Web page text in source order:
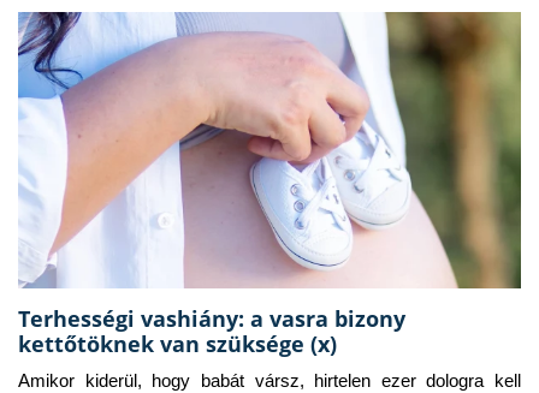
Terhességi vashiány: a vasra bizony
kettőtöknek van szüksége (x)
Amikor kiderül, hogy babát vársz, hirtelen ezer dologra kell